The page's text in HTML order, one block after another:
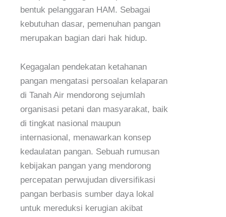
bentuk pelanggaran HAM. Sebagai
kebutuhan dasar, pemenuhan pangan
merupakan bagian dari hak hidup.
Kegagalan pendekatan ketahanan
pangan mengatasi persoalan kelaparan
di Tanah Air mendorong sejumlah
organisasi petani dan masyarakat, baik
di tingkat nasional maupun
internasional, menawarkan konsep
kedaulatan pangan. Sebuah rumusan
kebijakan pangan yang mendorong
percepatan perwujudan diversifikasi
pangan berbasis sumber daya lokal
untuk mereduksi kerugian akibat